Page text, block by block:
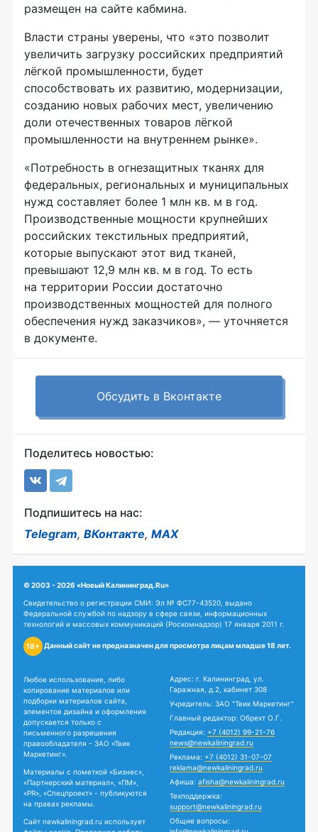
размещен на сайте кабмина.
Власти страны уверены, что «это позволит
увеличить загрузку российских предприятий
лёгкой промышленности, будет
способствовать их развитию, модернизации,
созданию новых рабочих мест, увеличению
доли отечественных товаров лёгкой
промышленности на внутреннем рынке».
«Потребность в огнезащитных тканях для
федеральных, региональных и муниципальных
нужд составляет более 1 млн кв. м в год.
Производственные мощности крупнейших
российских текстильных предприятий,
которые выпускают этот вид тканей,
превышают 12,9 млн кв. м в год. То есть
на территории России достаточно
производственных мощностей для полного
обеспечения нужд заказчиков», — уточняется
в документе.
Обсудить в Вконтакте
Поделитесь новостью:
Подпишитесь на нас:
Telegram, ВКонтакте, MAX
© 2003 - 2026 «Новый Калининград.Ru»
Свидетельство о регистрации СМИ: Эл № ФС77-43520, выдано
Федеральной службой по надзору в сфере связи, информационных
технологий и массовых коммуникаций (Роскомнадзор) 17 января 2011 г.
18+ Данный сайт не предназначен для просмотра лицам младше 18 лет.
Любое использование, либо
копирование материалов или
подборки материалов сайта,
элементов дизайна и оформления
допускается только с
письменного разрешения
правообладателя - ЗАО «Твик
Маркетинг».
Материалы с пометкой «Бизнес»,
«Партнерский материал», «ПМ»,
«PR», «Спецпроект» - публикуются
на правах рекламы.
Сайт newkaliningrad.ru использует
Адрес: г. Калининград, ул.
Гаражная, д.2, кабинет 308
Учредитель: ЗАО "Твик Маркетинг"
Главный редактор: Обрехт О.Г.
Редакция: +7 (4012) 99-21-76
news@newkaliningrad.ru
Реклама: +7 (4012) 31-07-07
reklama@newkaliningrad.ru
Афиша: afisha@newkaliningrad.ru
Техподдержка:
support@newkaliningrad.ru
Общие вопросы: